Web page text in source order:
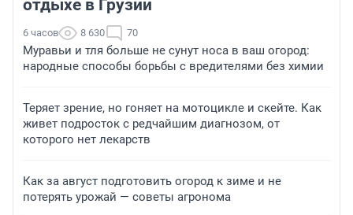
отдыхе в Грузии
6 часов 8 630 70
Муравьи и тля больше не сунут носа в ваш огород:
народные способы борьбы с вредителями без химии
Теряет зрение, но гоняет на мотоцикле и скейте. Как
живет подросток с редчайшим диагнозом, от
которого нет лекарств
Как за август подготовить огород к зиме и не
потерять урожай — советы агронома